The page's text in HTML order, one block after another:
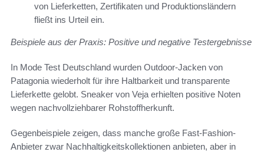
von Lieferketten, Zertifikaten und Produktionsländern
fließt ins Urteil ein.
Beispiele aus der Praxis: Positive und negative Testergebnisse
In Mode Test Deutschland wurden Outdoor-Jacken von
Patagonia wiederholt für ihre Haltbarkeit und transparente
Lieferkette gelobt. Sneaker von Veja erhielten positive Noten
wegen nachvollziehbarer Rohstoffherkunft.
Gegenbeispiele zeigen, dass manche große Fast-Fashion-
Anbieter zwar Nachhaltigkeitskollektionen anbieten, aber in